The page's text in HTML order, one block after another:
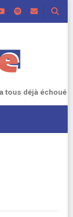
tous déjà échoué